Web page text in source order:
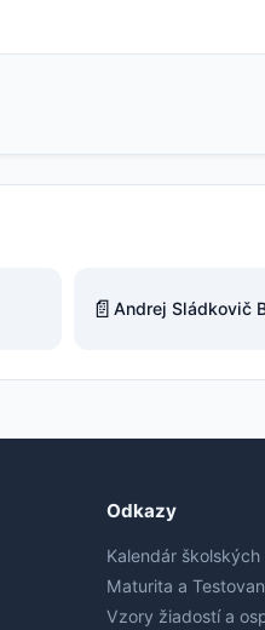
📄 Andrej Sládkovič
Odkazy
Kalendár
Maturita a
Vzory žiadostí a